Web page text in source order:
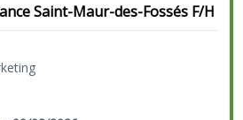
Saint-Maur-des-Fossés F/H